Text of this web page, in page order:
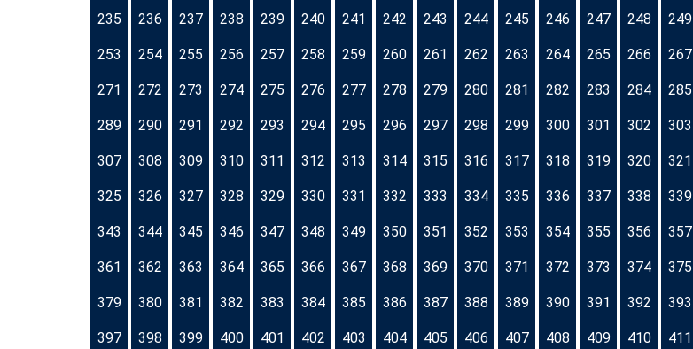
235 236 237 238 239 240 241 242 243 244 245 246 247 248 249
253 254 255 256 257 258 259 260 261 262 263 264 265 266 267
271 272 273 274 275 276 277 278 279 280 281 282 283 284 285
289 290 291 292 293 294 295 296 297 298 299 300 301 302 303
307 308 309 310 311 312 313 314 315 316 317 318 319 320 321
325 326 327 328 329 330 331 332 333 334 335 336 337 338 339
343 344 345 346 347 348 349 350 351 352 353 354 355 356 357
361 362 363 364 365 366 367 368 369 370 371 372 373 374 375
379 380 381 382 383 384 385 386 387 388 389 390 391 392 393
397 398 399 400 401 402 403 404 405 406 407 408 409 410 411